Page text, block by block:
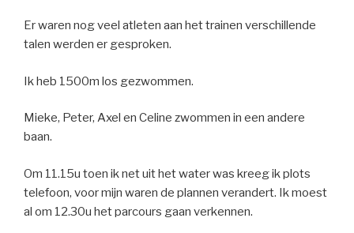
Er waren nog veel atleten aan het trainen verschillende
talen werden er gesproken.
Ik heb 1500m los gezwommen.
Mieke, Peter, Axel en Celine zwommen in een andere
baan.
Om 11.15u toen ik net uit het water was kreeg ik plots
telefoon, voor mijn waren de plannen verandert. Ik moest
al om 12.30u het parcours gaan verkennen.